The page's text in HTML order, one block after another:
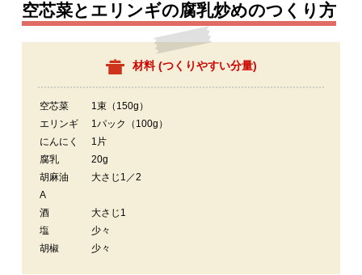
空芯菜とエリンギの腐乳炒めのつくり方
材料 (つくりやすい分量)
空芯菜
1束（150g）
エリンギ
1パック（100g）
にんにく
1片
腐乳
20g
胡麻油
大さじ1／2
A
酒
大さじ1
塩
少々
胡椒
少々